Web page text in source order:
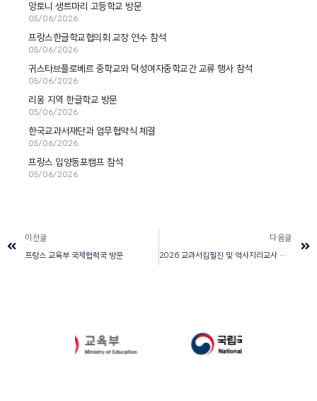
앙토니 생트마리 고등학교 방문
05/06/2026
프랑스한글학교협의회 교장 연수 참석
05/06/2026
귀스타브플로베르 중학교와 덕성여자중학교간 교류 행사 참석
05/06/2026
리옹 지역 한글학교 방문
05/06/2026
한국교과서재단과 업무협약식 체결
05/06/2026
프랑스 입양동포캠프 참석
05/06/2026
이전글
프랑스 교육부 국제협력국 방문
다음글
2026 교과서집필진 및 역사지리교사 간담회